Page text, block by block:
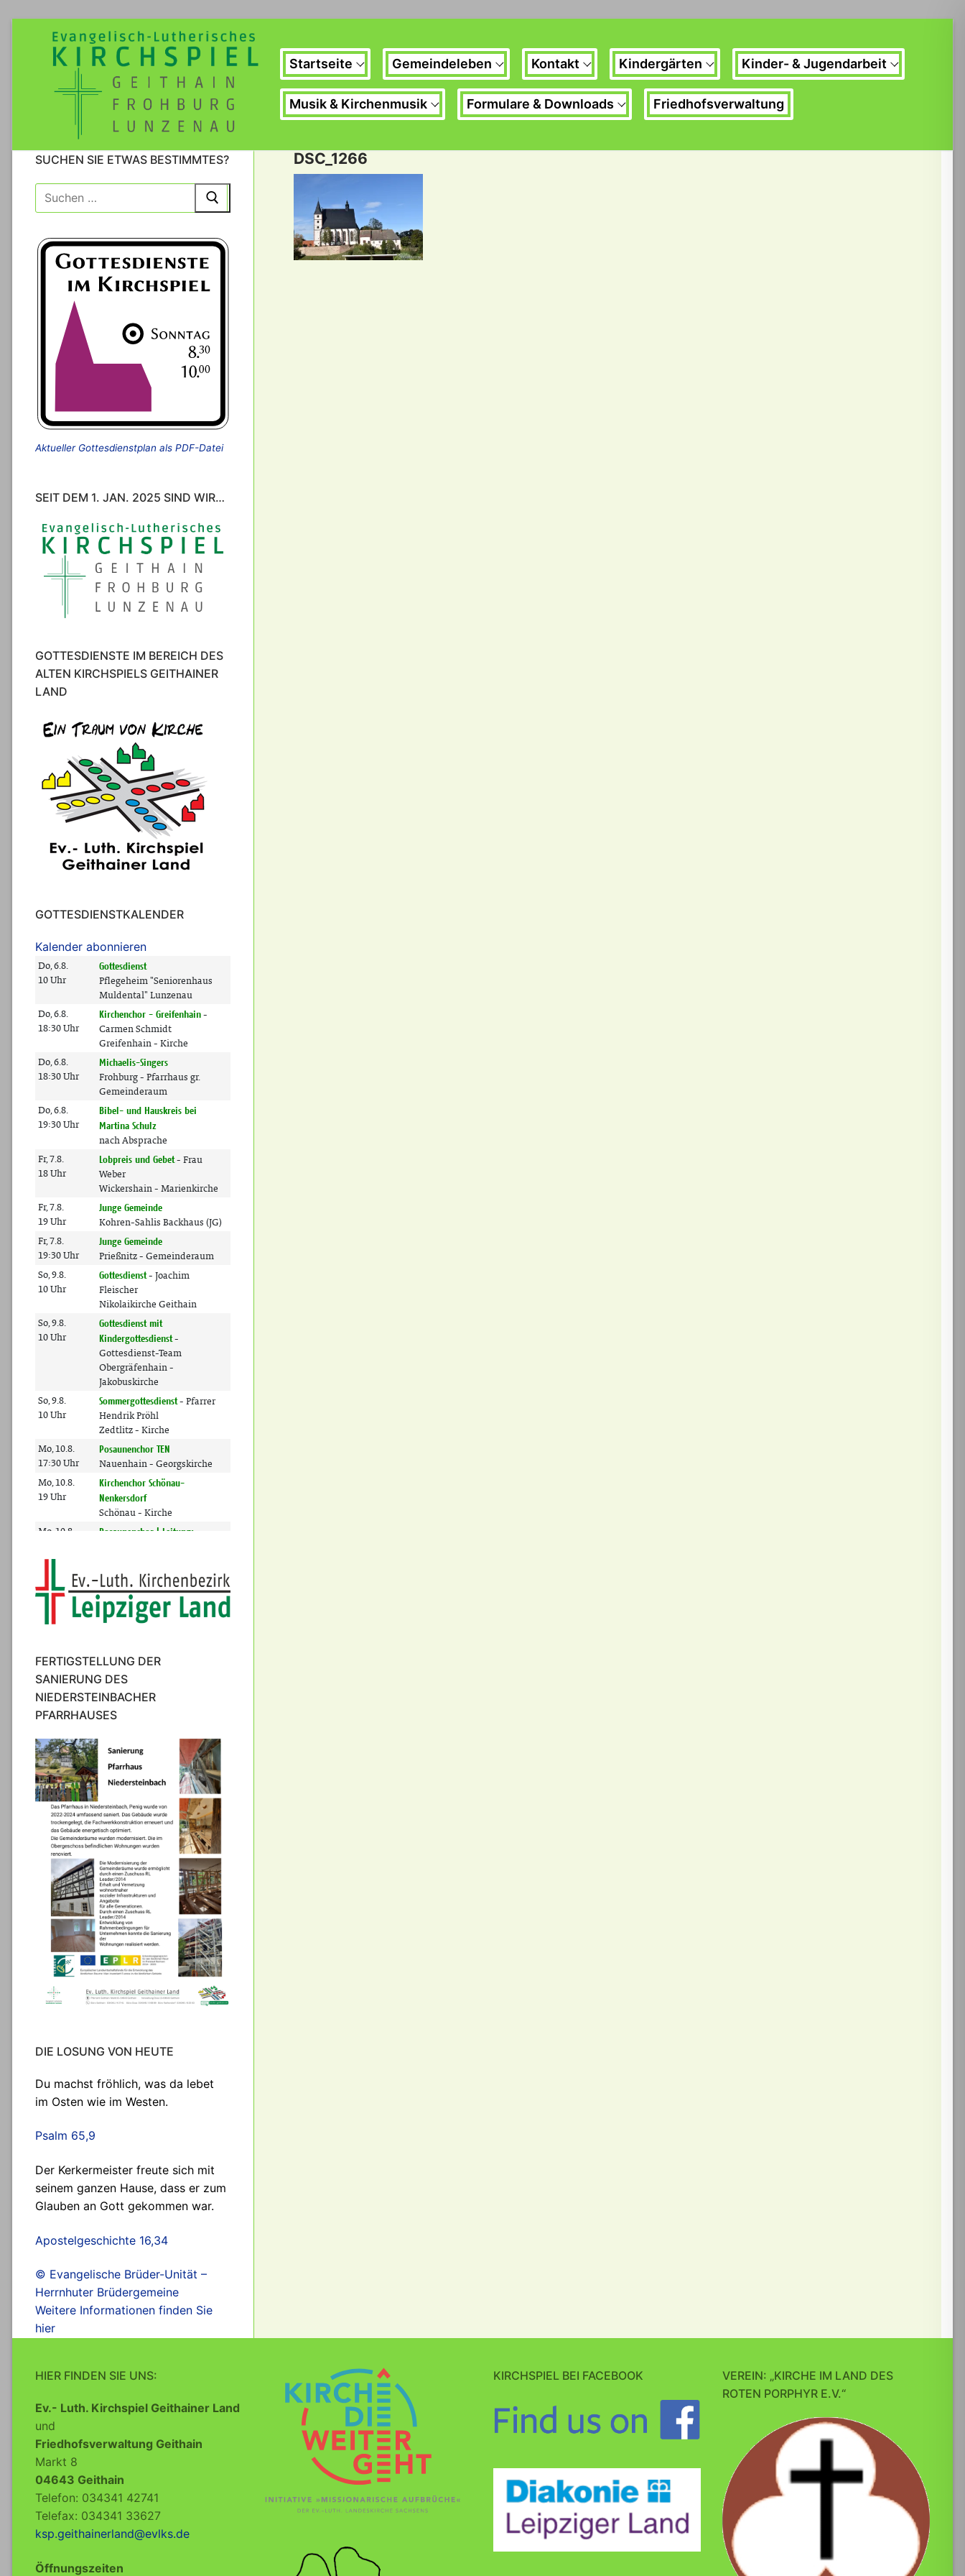
springen
Startseite Gemeindeleben Kontakt Kindergärten Kinder- & Jugendarbeit
Musik & Kirchenmusik Formulare & Downloads Friedhofsverwaltung
DSC_1266
SUCHEN SIE ETWAS BESTIMMTES?
Suche
nach:
Aktueller Gottesdienstplan als PDF-Datei
SEIT DEM 1. JAN. 2025 SIND WIR…
GOTTESDIENSTE IM BEREICH DES
ALTEN KIRCHSPIELS GEITHAINER
LAND
GOTTESDIENSTKALENDER
Kalender abonnieren
FERTIGSTELLUNG DER
SANIERUNG DES
NIEDERSTEINBACHER
PFARRHAUSES
DIE LOSUNG VON HEUTE
Du machst fröhlich, was da lebet
im Osten wie im Westen.
Psalm 65,9
Der Kerkermeister freute sich mit
seinem ganzen Hause, dass er zum
Glauben an Gott gekommen war.
Apostelgeschichte 16,34
© Evangelische Brüder-Unität –
Herrnhuter Brüdergemeine
Weitere Informationen finden Sie
hier
HIER FINDEN SIE UNS:
Ev.- Luth. Kirchspiel Geithainer Land
und
Friedhofsverwaltung Geithain
Markt 8
04643 Geithain
Telefon: 034341 42741
Telefax: 034341 33627
ksp.geithainerland@evlks.de
Öffnungszeiten
KIRCHSPIEL BEI FACEBOOK
VEREIN: „KIRCHE IM LAND DES
ROTEN PORPHYR E.V.“